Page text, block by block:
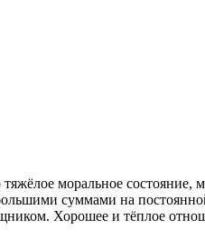
моральное состояние,
суммами на
Хорошее и тёплое